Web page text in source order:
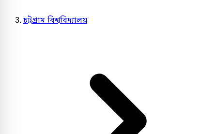
চট্টগ্রাম বিশ্ববিদ্যালয়